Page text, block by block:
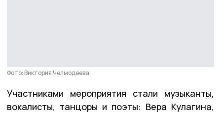
Фото: Виктория Челмодеева
Участниками мероприятия стали музыканты,
вокалисты, танцоры и поэты: Вера Кулагина,